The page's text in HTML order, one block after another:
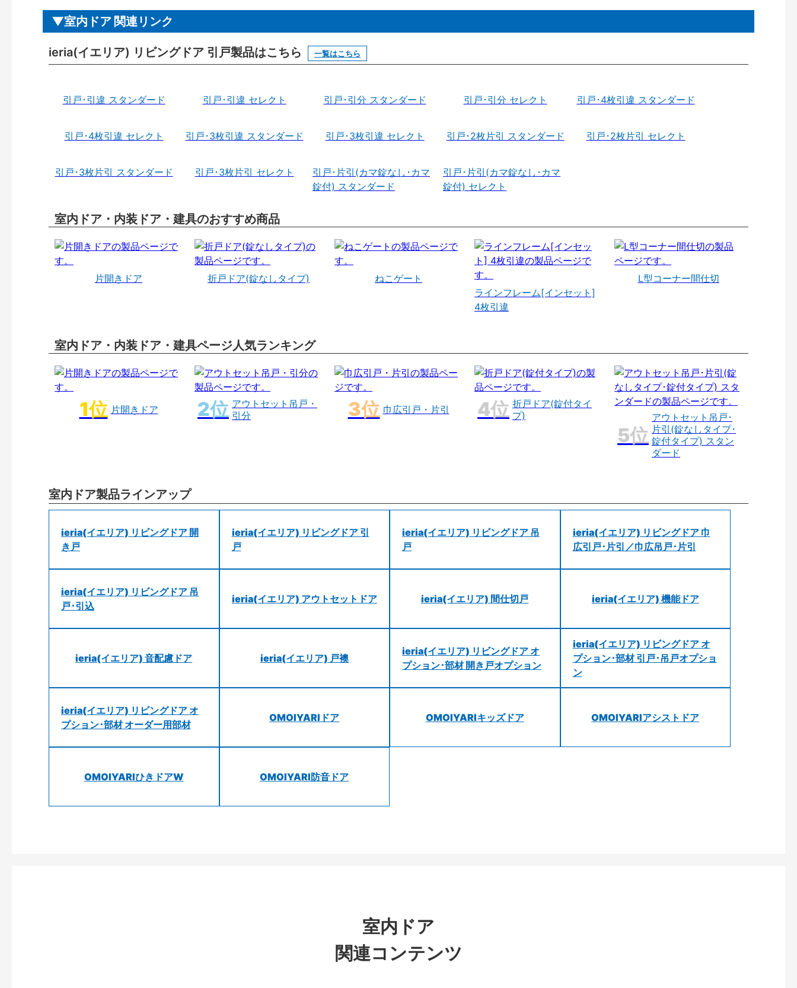
室内ドア 関連リンク
ieria(イエリア) リビングドア 引戸製品はこちら 一覧はこちら
引戸･引違 スタンダード 引戸･引違 セレクト 引戸･引分 スタンダード 引戸･引分 セレクト 引戸･4枚引違 スタンダード
引戸･4枚引違 セレクト 引戸･3枚引違 スタンダード 引戸･3枚引違 セレクト 引戸･2枚片引 スタンダード 引戸･2枚片引 セレクト
引戸･3枚片引 スタンダード 引戸･3枚片引 セレクト
引戸･片引(カマ錠なし･カマ
錠付) スタンダード
引戸･片引(カマ錠なし･カマ
錠付) セレクト
室内ドア・内装ドア・建具のおすすめ商品
片開きドア 折戸ドア(錠なしタイプ)
ねこゲート
ラインフレーム[インセット]
4枚引違
L型コーナー間仕切
室内ドア・内装ドア・建具ページ人気ランキング
片開きドア
アウトセット吊戸・
引分
巾広引戸・片引
折戸ドア(錠付タイ
プ)
アウトセット吊戸･
片引(錠なしタイプ･
錠付タイプ) スタン
ダード
室内ドア製品ラインアップ
ieria(イエリア) リビングドア 開
き戸
ieria(イエリア) リビングドア 引
戸
ieria(イエリア) リビングドア 吊
戸
ieria(イエリア) リビングドア 巾
広引戸･片引／巾広吊戸･片引
ieria(イエリア) リビングドア 吊
戸･引込
ieria(イエリア) アウトセットドア ieria(イエリア) 間仕切戸 ieria(イエリア) 機能ドア
ieria(イエリア) 音配慮ドア ieria(イエリア) 戸襖
ieria(イエリア) リビングドア オ
プション･部材 開き戸オプション
ieria(イエリア) リビングドア オ
プション･部材 引戸･吊戸オプショ
ン
ieria(イエリア) リビングドア オ
プション･部材 オーダー用部材
OMOIYARIドア OMOIYARIキッズドア OMOIYARIアシストドア
OMOIYARIひきドアW OMOIYARI防音ドア
室内ドア
関連コンテンツ